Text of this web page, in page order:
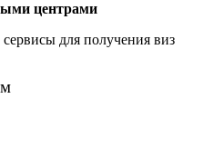
центрами
для получения виз